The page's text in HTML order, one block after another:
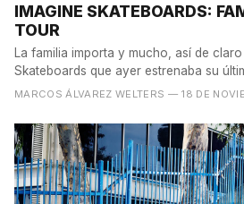
IMAGINE SKATEBOARDS:
TOUR
La familia importa y mucho, así de
Skateboards que ayer estrenaba su
MARCOS ÁLVAREZ WELTERS — 18 DE